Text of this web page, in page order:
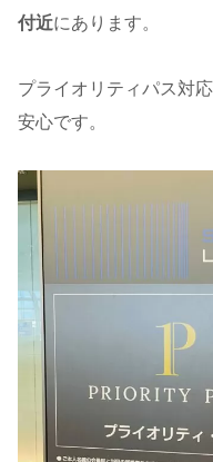
付近にあります。
プライオリティパス対
安心です。